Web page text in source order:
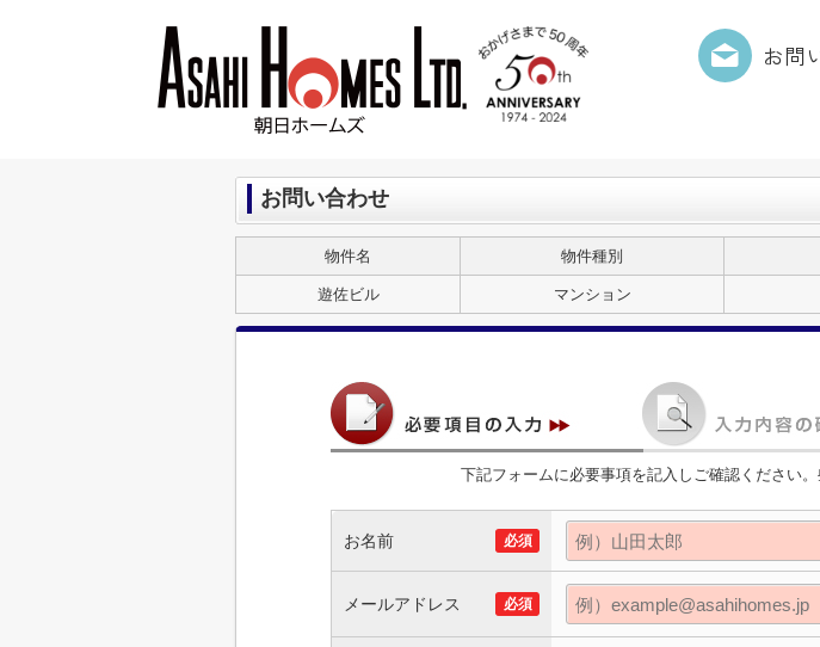
お問
お問い合わせ
物件名 物件種別
遊佐ビル マンション
下記フォームに必要事項を記入しご確認ください
お名前 必須
メールアドレス 必須